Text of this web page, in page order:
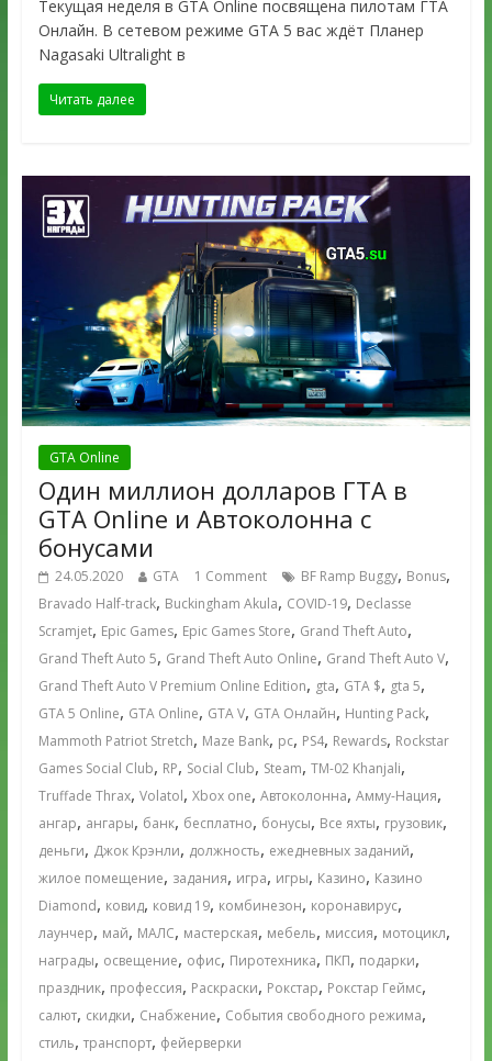
Текущая неделя в GTA Online посвящена пилотам ГТА
Онлайн. В сетевом режиме GTA 5 вас ждёт Планер
Nagasaki Ultralight в
Читать далее
GTA Online
Один миллион долларов ГТА в
GTA Online и Автоколонна с
бонусами
24.05.2020 GTA 1 Comment BF Ramp Buggy, Bonus,
Bravado Half-track, Buckingham Akula, COVID-19, Declasse
Scramjet, Epic Games, Epic Games Store, Grand Theft Auto,
Grand Theft Auto 5, Grand Theft Auto Online, Grand Theft Auto V,
Grand Theft Auto V Premium Online Edition, gta, GTA $, gta 5,
GTA 5 Online, GTA Online, GTA V, GTA Онлайн, Hunting Pack,
Mammoth Patriot Stretch, Maze Bank, pc, PS4, Rewards, Rockstar
Games Social Club, RP, Social Club, Steam, TM-02 Khanjali,
Truffade Thrax, Volatol, Xbox one, Автоколонна, Амму-Нация,
ангар, ангары, банк, бесплатно, бонусы, Все яхты, грузовик,
деньги, Джок Крэнли, должность, ежедневных заданий,
жилое помещение, задания, игра, игры, Казино, Казино
Diamond, ковид, ковид 19, комбинезон, коронавирус,
лаунчер, май, МАЛС, мастерская, мебель, миссия, мотоцикл,
награды, освещение, офис, Пиротехника, ПКП, подарки,
праздник, профессия, Раскраски, Рокстар, Рокстар Геймс,
салют, скидки, Снабжение, События свободного режима,
стиль, транспорт, фейерверки